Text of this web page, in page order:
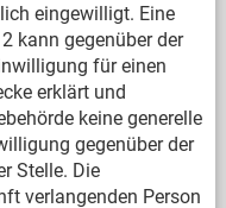
eingewilligt. Eine
kann gegenüber der
für einen
erklärt und
keine generelle
gegenüber der
Stelle. Die
verlangenden Person